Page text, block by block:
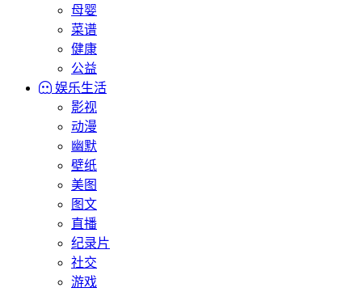
母婴
菜谱
健康
公益
娱乐生活
影视
动漫
幽默
壁纸
美图
图文
直播
纪录片
社交
游戏